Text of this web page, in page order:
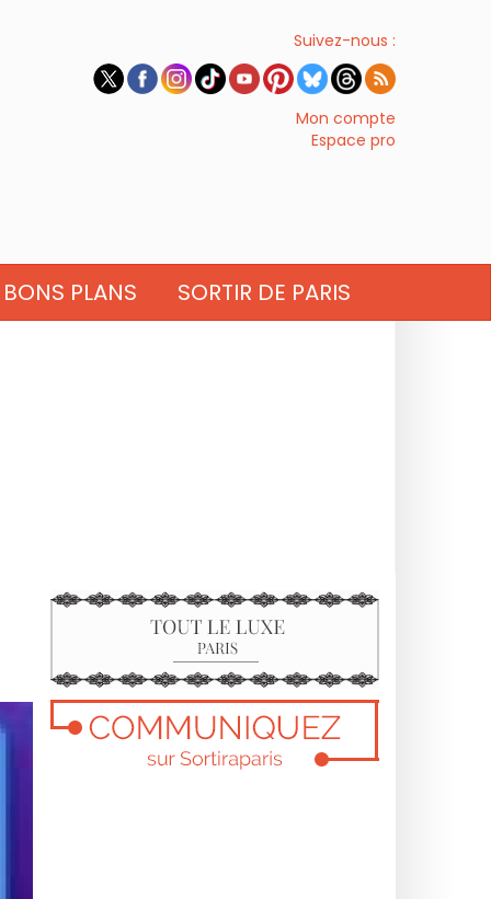
Suivez-nous :
Mon compte
Espace pro
BONS PLANS SORTIR DE PARIS